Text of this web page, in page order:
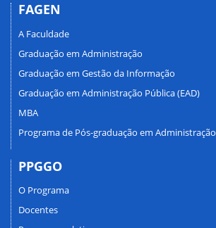
FAGEN
A Faculdade
Graduação em Administração
Graduação em Gestão da Informação
Graduação em Administração Pública (EAD)
MBA
Programa de Pós-graduação em Administração
PPGGO
O Programa
Docentes